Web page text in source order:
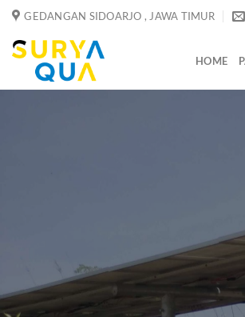
Skip
content
GEDANGAN SIDOARJO , JAWA TIMUR
HOME